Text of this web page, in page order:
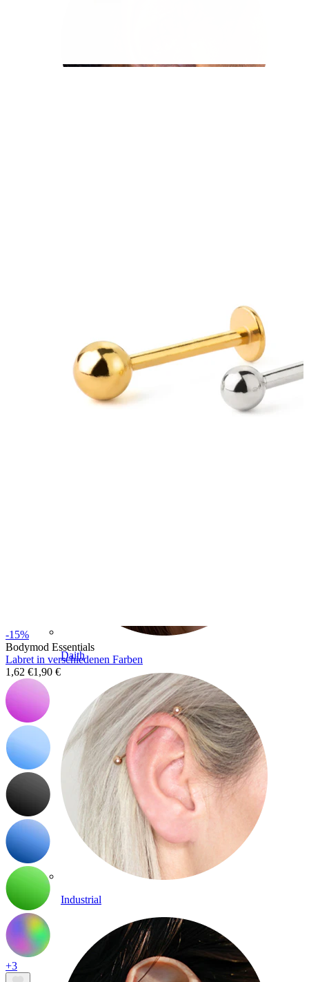
Daith
Industrial
-15%
Bodymod Essentials
Labret in verschiedenen Farben
1,62 €1,90 €
+3